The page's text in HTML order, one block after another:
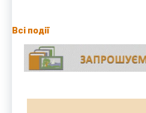
Всі події